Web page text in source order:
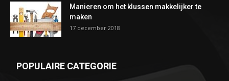
Manieren om het klussen makkelijker te
maken
17 december 2018
POPULAIRE CATEGORIE